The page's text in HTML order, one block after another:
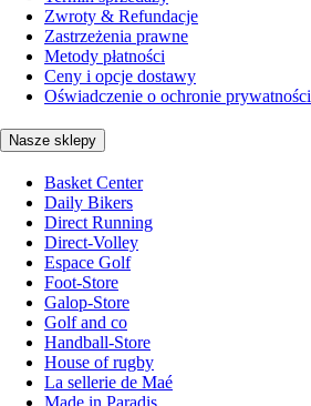
Zwroty & Refundacje
Zastrzeżenia prawne
Metody płatności
Ceny i opcje dostawy
Oświadczenie o ochronie prywatności
Nasze sklepy
Basket Center
Daily Bikers
Direct Running
Direct-Volley
Espace Golf
Foot-Store
Galop-Store
Golf and co
Handball-Store
House of rugby
La sellerie de Maé